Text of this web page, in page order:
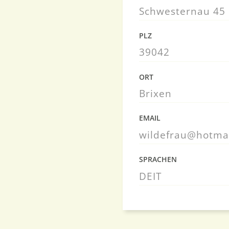
Schwesternau 45
PLZ
39042
ORT
Brixen
EMAIL
SPRACHEN
DEIT